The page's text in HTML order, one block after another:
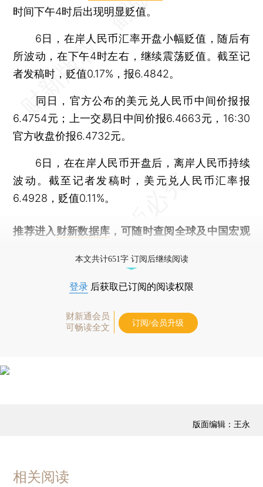
时间下午4时后出现明显贬值。
6日，在岸人民币汇率开盘小幅贬值，随后有
所波动，在下午4时左右，继续震荡贬值。截至记
者发稿时，贬值0.17%，报6.4842。
同日，官方公布的美元兑人民币中间价报报
6.4754元；上一交易日中间价报6.4663元，16:30
官方收盘价报6.4732元。
6日，在在岸人民币开盘后，离岸人民币持续
波动。截至记者发稿时，美元兑人民币汇率报
6.4928，贬值0.11%。
推荐进入 财新数据库 ，可随时查阅全球及中国宏观
本文共计651字 订阅后继续阅读
登录 后获取已订阅的阅读权限
财新通会员
可畅读全文
订阅/会员升级
版面编辑：王永
相关阅读